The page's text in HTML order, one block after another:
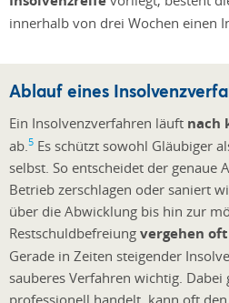
innerhalb von drei Wochen einen
Ablauf eines
Ein Insolvenzverfahren läuft nach
ab. 5 Es schützt sowohl Gläubiger
selbst. So entscheidet der genaue
Betrieb zerschlagen oder saniert
über die Abwicklung bis hin zur
Restschuldbefreiung vergehen
Gerade in Zeiten steigender
sauberes Verfahren wichtig.
professionell handelt, kann oft